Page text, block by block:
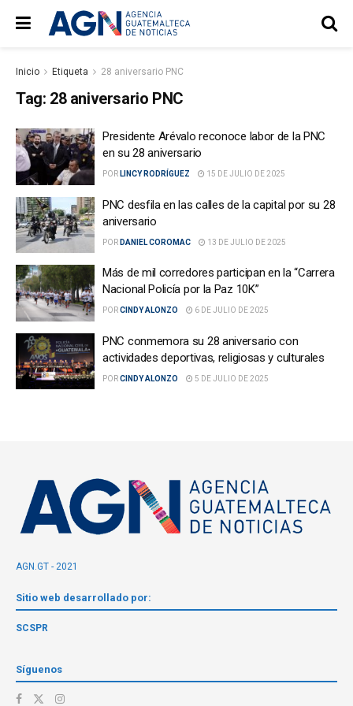
Inicio Etiqueta 28 aniversario PNC
Tag: 28 aniversario PNC
Presidente Arévalo reconoce labor de la PNC
en su 28 aniversario
POR LINCY RODRÍGUEZ 15 DE JULIO DE 2025
PNC desfila en las calles de la capital por su 28
aniversario
POR DANIEL COROMAC 13 DE JULIO DE 2025
Más de mil corredores participan en la “Carrera
Nacional Policía por la Paz 10K”
PORCINDY ALONZO 6 DE JULIO DE 2025
PNC conmemora su 28 aniversario con
actividades deportivas, religiosas y culturales
PORCINDY ALONZO 5 DE JULIO DE 2025
AGN.GT - 2021
Sitio web desarrollado por:
SCSPR
Síguenos